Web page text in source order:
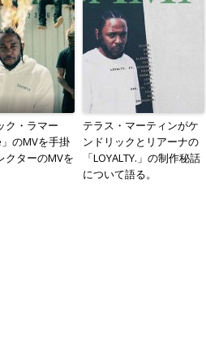
ク・ラマー
」のMVを手掛
クターのMVを
テラス・マーティンがケ
ンドリックとリアーナの
「LOYALTY.」の制作秘話
について語る。